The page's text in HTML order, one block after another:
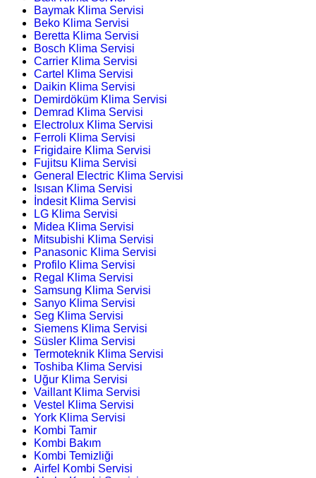
Baymak Klima Servisi
Beko Klima Servisi
Beretta Klima Servisi
Bosch Klima Servisi
Carrier Klima Servisi
Cartel Klima Servisi
Daikin Klima Servisi
Demirdöküm Klima Servisi
Demrad Klima Servisi
Electrolux Klima Servisi
Ferroli Klima Servisi
Frigidaire Klima Servisi
Fujitsu Klima Servisi
General Electric Klima Servisi
Isısan Klima Servisi
İndesit Klima Servisi
LG Klima Servisi
Midea Klima Servisi
Mitsubishi Klima Servisi
Panasonic Klima Servisi
Profilo Klima Servisi
Regal Klima Servisi
Samsung Klima Servisi
Sanyo Klima Servisi
Seg Klima Servisi
Siemens Klima Servisi
Süsler Klima Servisi
Termoteknik Klima Servisi
Toshiba Klima Servisi
Uğur Klima Servisi
Vaillant Klima Servisi
Vestel Klima Servisi
York Klima Servisi
Kombi Tamir
Kombi Bakım
Kombi Temizliği
Airfel Kombi Servisi